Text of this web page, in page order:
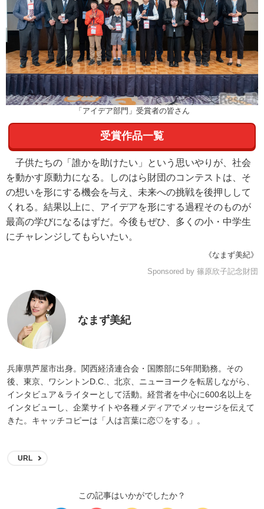
「アイデア部門」受賞者の皆さん
受賞作品一覧
子供たちの「誰かを助けたい」という思いやりが、社会
を動かす原動力になる。しのはら財団のコンテストは、そ
の想いを形にする機会を与え、未来への挑戦を後押しして
くれる。結果以上に、アイデアを形にする過程そのものが
最高の学びになるはずだ。今後もぜひ、多くの小・中学生
にチャレンジしてもらいたい。
《なまず美紀》
Sponsored by 篠原欣子記念財団
なまず美紀
兵庫県芦屋市出身。関西経済連合会・国際部に5年間勤務。その
後、東京、ワシントンD.C.、北京、ニューヨークを転居しながら、
インタビュア＆ライターとして活動。経営者を中心に600名以上を
インタビューし、企業サイトや各種メディアでメッセージを伝えて
きた。キャッチコピーは「人は言葉に恋♡をする」。
URL
この記事はいかがでしたか？